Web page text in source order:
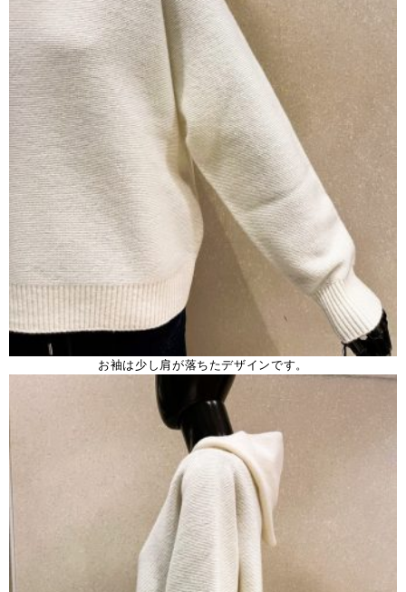
お袖は少し肩が落ちたデザインです。